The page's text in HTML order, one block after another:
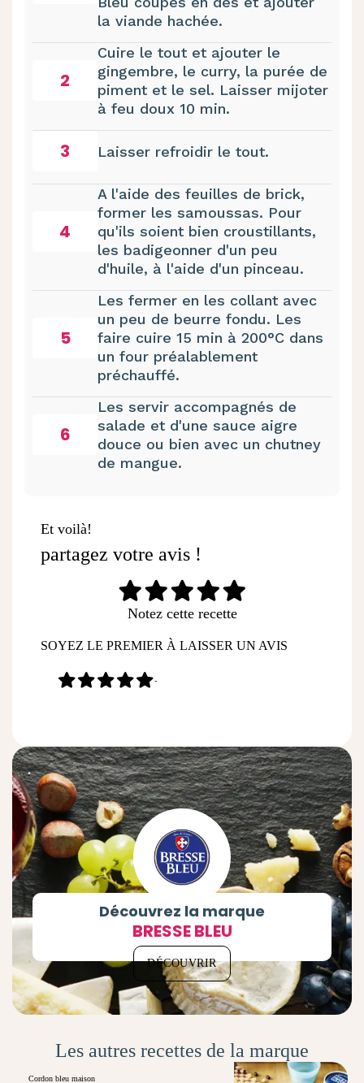
la viande hachée.
2
Cuire le tout et ajouter le
gingembre, le curry, la purée de
piment et le sel. Laisser mijoter
à feu doux 10 min.
3 Laisser refroidir le tout.
4
A l'aide des feuilles de brick,
former les samoussas. Pour
qu'ils soient bien croustillants,
les badigeonner d'un peu
d'huile, à l'aide d'un pinceau.
5
Les fermer en les collant avec
un peu de beurre fondu. Les
faire cuire 15 min à 200°C dans
un four préalablement
préchauffé.
6
Les servir accompagnés de
salade et d'une sauce aigre
douce ou bien avec un chutney
de mangue.
Et voilà!
partagez votre avis !
Notez cette recette
SOYEZ LE PREMIER À LAISSER UN AVIS
-
Découvrez la marque
BRESSE BLEU
DÉCOUVRIR
Les autres recettes de la marque
Cordon bleu maison